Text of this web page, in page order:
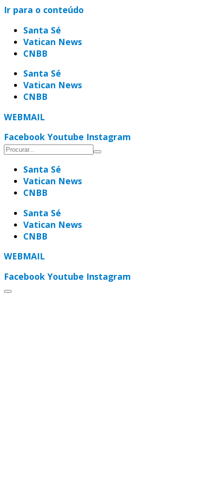
Ir para o conteúdo
Santa Sé
Vatican News
CNBB
Santa Sé
Vatican News
CNBB
WEBMAIL
Facebook Youtube Instagram
Santa Sé
Vatican News
CNBB
Santa Sé
Vatican News
CNBB
WEBMAIL
Facebook Youtube Instagram